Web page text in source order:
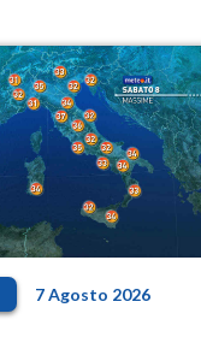
7 Agosto 2026